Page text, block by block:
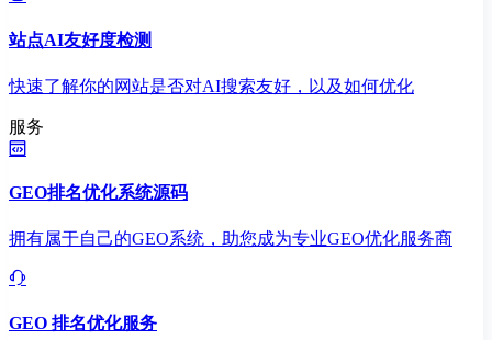
站点AI友好度检测
快速了解你的网站是否对AI搜索友好，以及如何优化
服务
GEO排名优化系统源码
拥有属于自己的GEO系统，助您成为专业GEO优化服务商
GEO 排名优化服务